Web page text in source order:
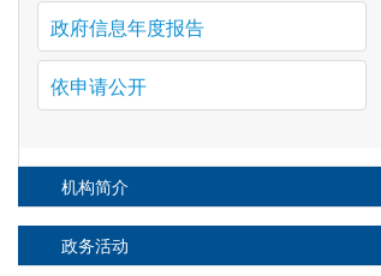
政府信息年度报告
依申请公开
机构简介
政务活动